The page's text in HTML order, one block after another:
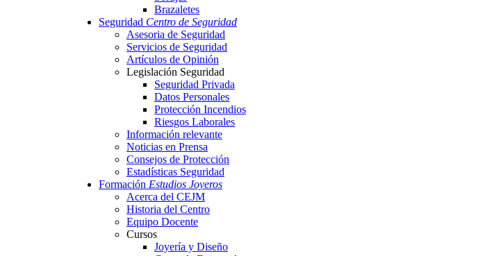
Brazaletes
Seguridad Centro de Seguridad
Asesoria de Seguridad
Servicios de Seguridad
Artículos de Opinión
Legislación Seguridad
Seguridad Privada
Datos Personales
Protección Incendios
Riesgos Laborales
Información relevante
Noticias en Prensa
Consejos de Protección
Estadísticas Seguridad
Formación Estudios Joyeros
Acerca del CEJM
Historia del Centro
Equipo Docente
Cursos
Joyería y Diseño